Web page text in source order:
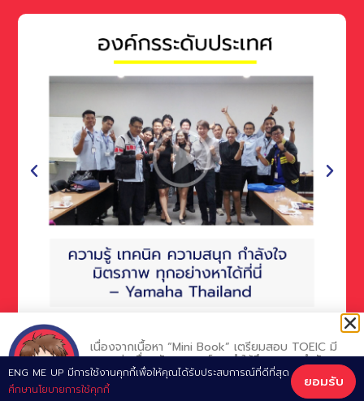
ENG ME UP มีการใช้งานคุกกี้เพื่อให้คุณได้รับประสบการณ์ที่ดีที่สุด
ศึกษานโยบายการใช้คุกกี้
ยอมรับ
Developed by ENG ME UP Professional Team © CU-TEP | TOEIC | IELTS |
เนื่องจากเนื้อหา “Mini Book” เตรียมสอบ TOEIC มี
ความต่อเนื่องกัน อาจารย์แนะนำให้ศึกษาตามลำดับ
โดยเริ่มจาก Chapter 1
เพื่อประสิทธิภาพสูงสุดครับ